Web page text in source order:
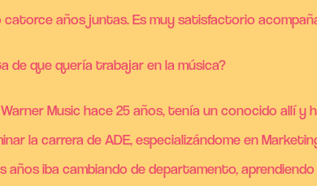
catorce años juntas. Es muy satisfactorio
de que quería trabajar en la música?
Music hace 25 años, tenía un conocido allí
la carrera de ADE, especializándome en
años iba cambiando de departamento,